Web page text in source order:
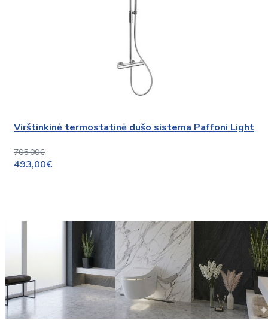
Virštinkinė termostatinė dušo sistema Paffoni Light
705,00€
493,00€